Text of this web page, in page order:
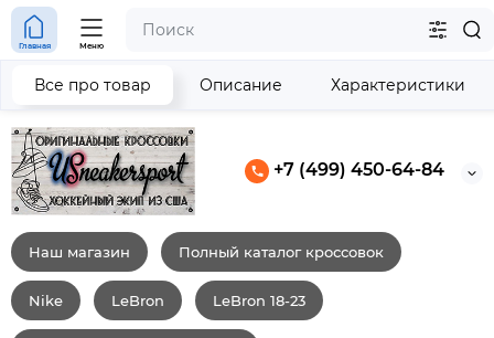
+7 (499) 450-64-84
Главная Меню
Наш магазин Полный каталог кроссовок
Nike LeBron LeBron 18-23
Все про товар Описание Характеристики